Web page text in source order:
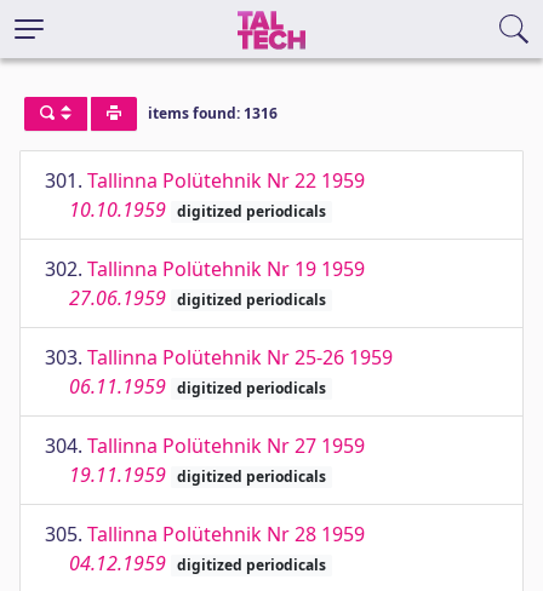
items found: 1316
301. Tallinna Polütehnik Nr 22 1959
10.10.1959 digitized periodicals
302. Tallinna Polütehnik Nr 19 1959
27.06.1959 digitized periodicals
303. Tallinna Polütehnik Nr 25-26 1959
06.11.1959 digitized periodicals
304. Tallinna Polütehnik Nr 27 1959
19.11.1959 digitized periodicals
305. Tallinna Polütehnik Nr 28 1959
04.12.1959 digitized periodicals